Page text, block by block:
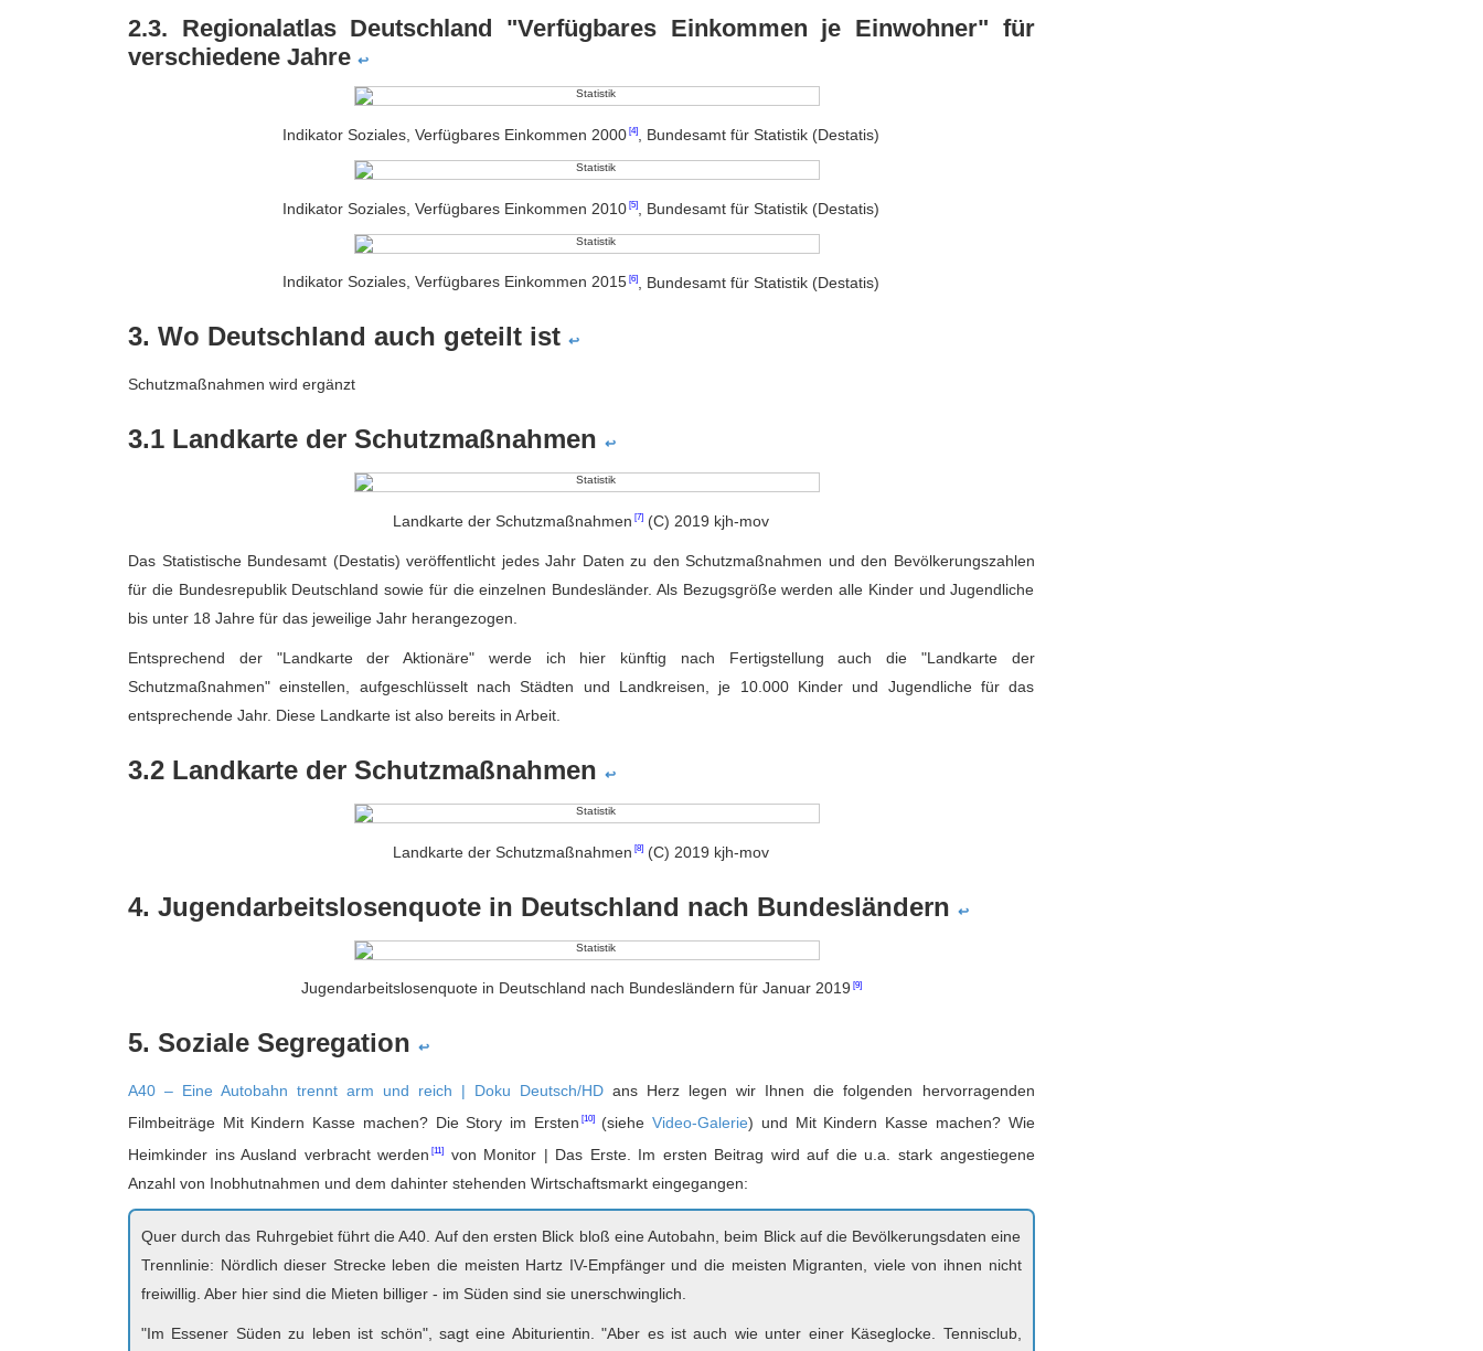
2.3. Regionalatlas Deutschland "Verfügbares Einkommen je Einwohner" für
verschiedene Jahre ↩
Indikator Soziales, Verfügbares Einkommen 2000 , Bundesamt für Statistik (Destatis)
Indikator Soziales, Verfügbares Einkommen 2010 , Bundesamt für Statistik (Destatis)
Indikator Soziales, Verfügbares Einkommen 2015 , Bundesamt für Statistik (Destatis)
3. Wo Deutschland auch geteilt ist ↩
Schutzmaßnahmen wird ergänzt
3.1 Landkarte der Schutzmaßnahmen ↩
Landkarte der Schutzmaßnahmen (C) 2019 kjh-mov
Das Statistische Bundesamt (Destatis) veröffentlicht jedes Jahr Daten zu den Schutzmaßnahmen und den Bevölkerungszahlen
für die Bundesrepublik Deutschland sowie für die einzelnen Bundesländer. Als Bezugsgröße werden alle Kinder und Jugendliche
bis unter 18 Jahre für das jeweilige Jahr herangezogen.
Entsprechend der "Landkarte der Aktionäre" werde ich hier künftig nach Fertigstellung auch die "Landkarte der
Schutzmaßnahmen" einstellen, aufgeschlüsselt nach Städten und Landkreisen, je 10.000 Kinder und Jugendliche für das
entsprechende Jahr. Diese Landkarte ist also bereits in Arbeit.
3.2 Landkarte der Schutzmaßnahmen ↩
Landkarte der Schutzmaßnahmen (C) 2019 kjh-mov
4. Jugendarbeitslosenquote in Deutschland nach Bundesländern ↩
Jugendarbeitslosenquote in Deutschland nach Bundesländern für Januar 2019
5. Soziale Segregation ↩
A40 – Eine Autobahn trennt arm und reich | Doku Deutsch/HD ans Herz legen wir Ihnen die folgenden hervorragenden
Filmbeiträge Mit Kindern Kasse machen? Die Story im Ersten (sieheVideo-Galerie) und Mit Kindern Kasse machen? Wie
Heimkinder ins Ausland verbracht werden
von Monitor | Das Erste. Im ersten Beitrag wird auf die u.a. stark angestiegene
Anzahl von Inobhutnahmen und dem dahinter stehenden Wirtschaftsmarkt eingegangen:
Quer durch das Ruhrgebiet führt die A40. Auf den ersten Blick bloß eine Autobahn, beim Blick auf die Bevölkerungsdaten eine
Trennlinie: Nördlich dieser Strecke leben die meisten Hartz IV-Empfänger und die meisten Migranten, viele von ihnen nicht
freiwillig. Aber hier sind die Mieten billiger - im Süden sind sie unerschwinglich.
"Im Essener Süden zu leben ist schön", sagt eine Abiturientin. "Aber es ist auch wie unter einer Käseglocke. Tennisclub,